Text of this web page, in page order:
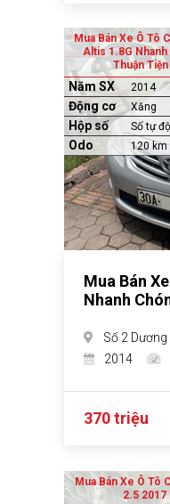
Mua Bán Xe Ô Tô
Altis 1.8G Nhanh
Thuận Tiện
Năm SX 2014
Động cơ Xăng
Hộp số Số tự
Odo 120 km
Mua Bán
Nhanh
Số 2
2014
370 triệu
Mua Bán Xe Ô Tô
2.5 2017